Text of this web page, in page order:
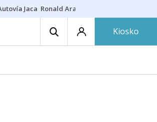
Jaca Ronald Araújo
Kiosko